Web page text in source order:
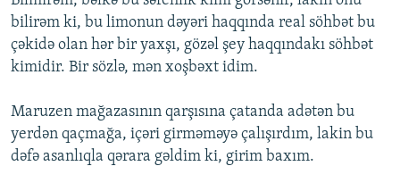
bilirəm ki, bu limonun dəyəri haqqında real söhbət bu
çəkidə olan hər bir yaxşı, gözəl şey haqqındakı söhbət
kimidir. Bir sözlə, mən xoşbəxt idim.
Maruzen mağazasının qarşısına çatanda adətən bu
yerdən qaçmağa, içəri girməməyə çalışırdım, lakin bu
dəfə asanlıqla qərara gəldim ki, girim baxım.